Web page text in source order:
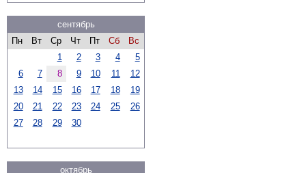
сентябрь
Пн
Вт Ср Чт Пт Сб
Вс
1
2 3 4
5
6
7 8 9 10 11
12
13
14 15 16 17 18
19
20
21 22 23 24 25
26
27
28 29 30
октябрь